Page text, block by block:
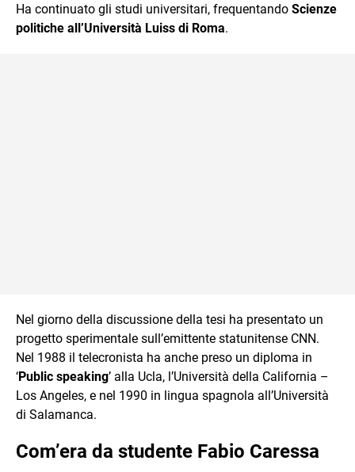
Ha continuato gli studi universitari, frequentando Scienze
politiche all’Università Luiss di Roma.
Nel giorno della discussione della tesi ha presentato un
progetto sperimentale sull’emittente statunitense CNN.
Nel 1988 il telecronista ha anche preso un diploma in
‘Public speaking’ alla Ucla, l’Università della California –
Los Angeles, e nel 1990 in lingua spagnola all’Università
di Salamanca.
Com’era da studente Fabio Caressa